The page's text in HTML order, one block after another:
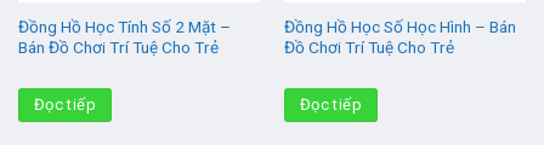
Đồng Hồ Học Tính Số 2 Mặt –
Bán Đồ Chơi Trí Tuệ Cho Trẻ
Đọc tiếp
Đồng Hồ Học Số Học Hình – Bán
Đồ Chơi Trí Tuệ Cho Trẻ
Đọc tiếp